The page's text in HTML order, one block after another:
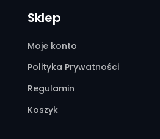
Sklep
Moje konto
Polityka Prywatności
Regulamin
Koszyk